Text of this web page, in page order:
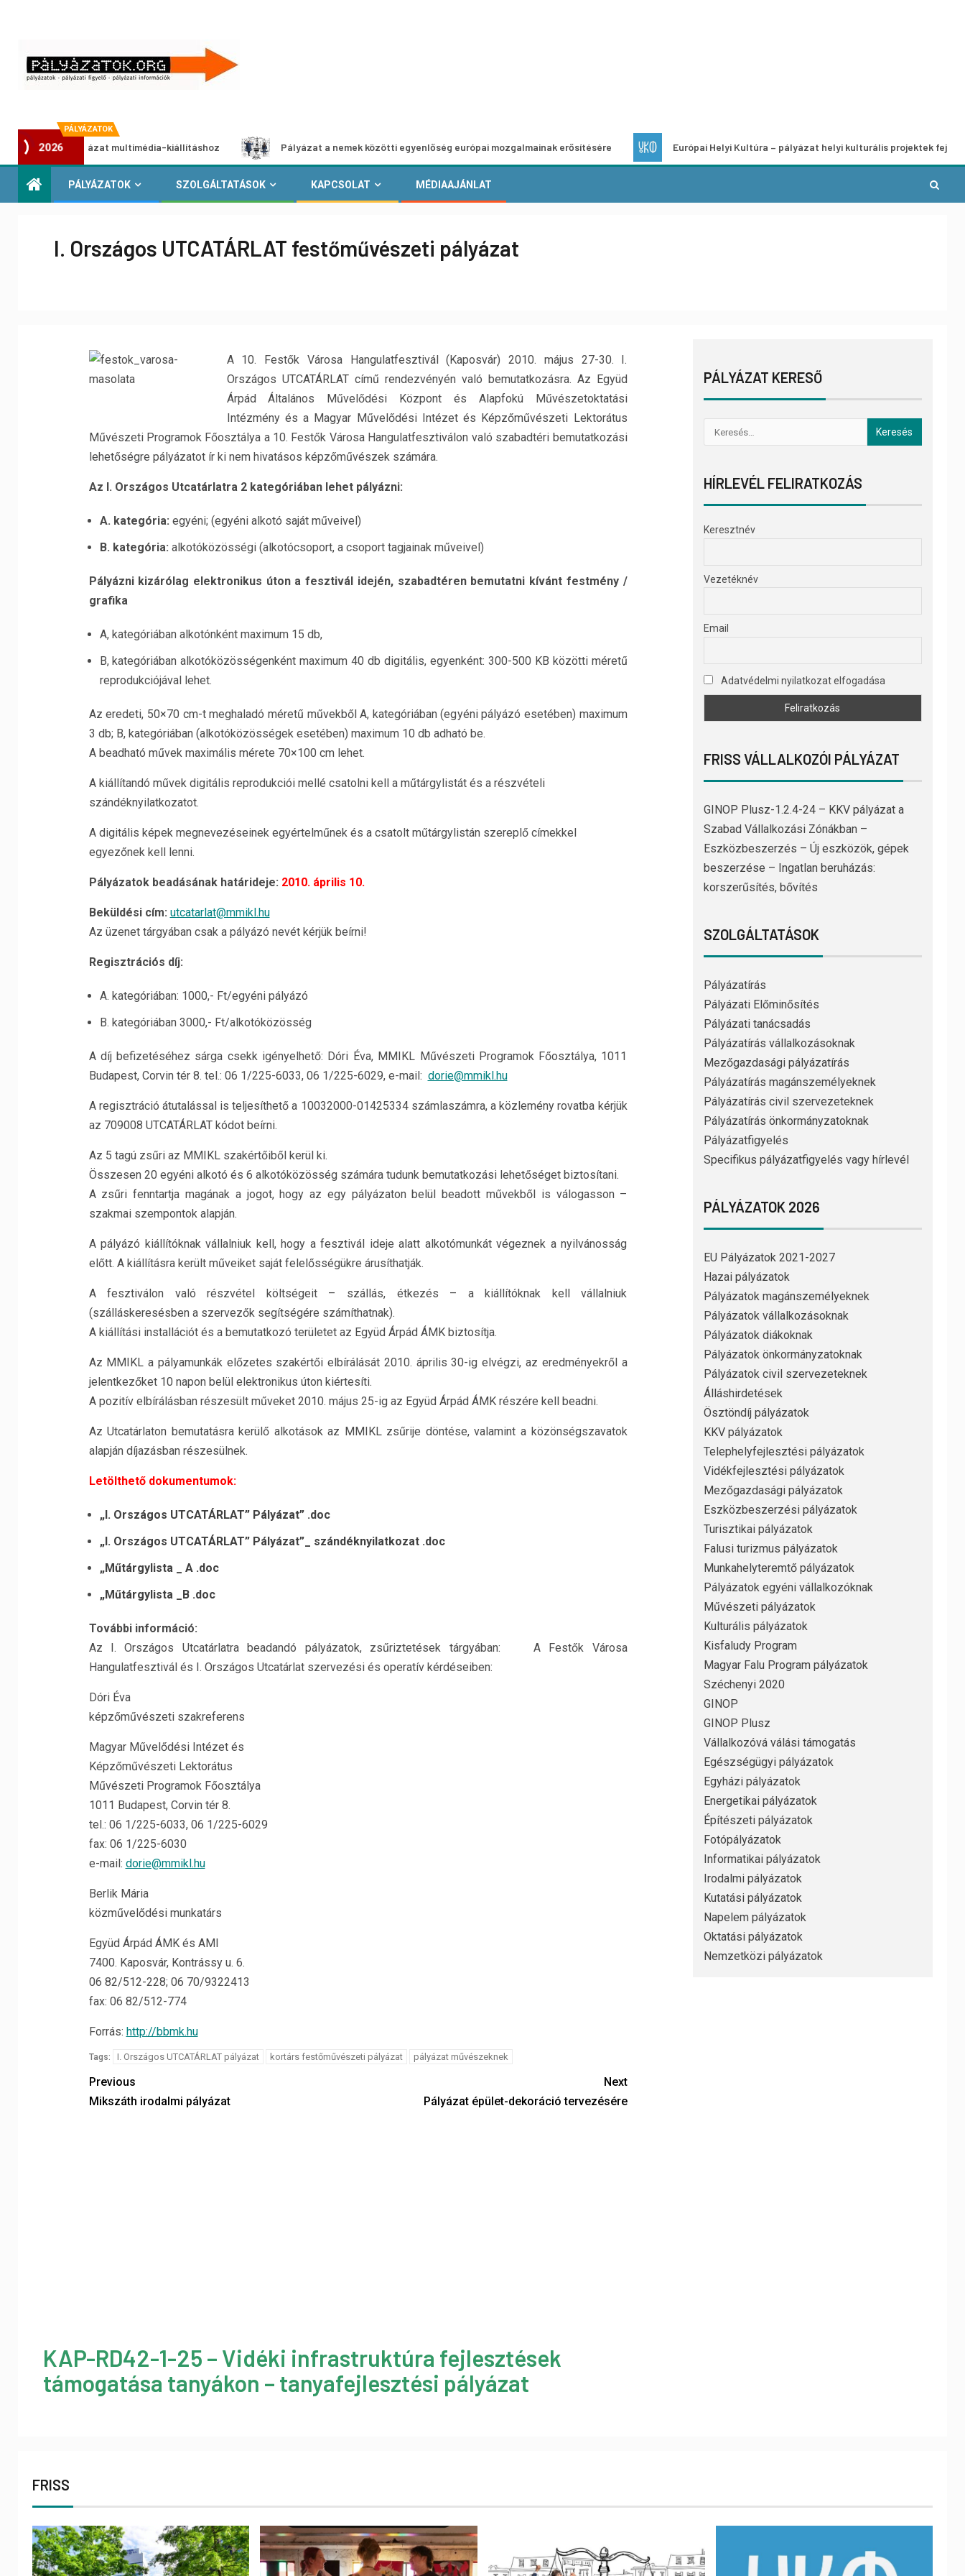
PÁLYÁZATOK
2026
pályázat multimédia-kiállításhoz Pályázat a nemek közötti egyenlőség európai mozgalmainak erősítésére Európai Helyi Kultúra – pályázat helyi kulturális projektek fejlesztésére
PÁLYÁZATOK SZOLGÁLTATÁSOK KAPCSOLAT MÉDIAAJÁNLAT
I. Országos UTCATÁRLAT festőművészeti pályázat
A 10. Festők Városa Hangulatfesztivál (Kaposvár) 2010. május 27-30. I.
Országos UTCATÁRLAT című rendezvényén való bemutatkozásra. Az Együd
Árpád Általános Művelődési Központ és Alapfokú Művészetoktatási
Intézmény és a Magyar Művelődési Intézet és Képzőművészeti Lektorátus
Művészeti Programok Főosztálya a 10. Festők Városa Hangulatfesztiválon való szabadtéri bemutatkozási
lehetőségre pályázatot ír ki nem hivatásos képzőművészek számára.
Az I. Országos Utcatárlatra 2 kategóriában lehet pályázni:
A. kategória: egyéni; (egyéni alkotó saját műveivel)
B. kategória: alkotóközösségi (alkotócsoport, a csoport tagjainak műveivel)
Pályázni kizárólag elektronikus úton a fesztivál idején, szabadtéren bemutatni kívánt festmény /
grafika
A, kategóriában alkotónként maximum 15 db,
B, kategóriában alkotóközösségenként maximum 40 db digitális, egyenként: 300-500 KB közötti méretű
reprodukciójával lehet.
Az eredeti, 50×70 cm-t meghaladó méretű művekből A, kategóriában (egyéni pályázó esetében) maximum
3 db; B, kategóriában (alkotóközösségek esetében) maximum 10 db adható be.
A beadható művek maximális mérete 70×100 cm lehet.
A kiállítandó művek digitális reprodukciói mellé csatolni kell a műtárgylistát és a részvételi
szándéknyilatkozatot.
A digitális képek megnevezéseinek egyértelműnek és a csatolt műtárgylistán szereplő címekkel
egyezőnek kell lenni.
Pályázatok beadásának határideje: 2010. április 10.
Beküldési cím: utcatarlat@mmikl.hu
Az üzenet tárgyában csak a pályázó nevét kérjük beírni!
Regisztrációs díj:
A. kategóriában: 1000,- Ft/egyéni pályázó
B. kategóriában 3000,- Ft/alkotóközösség
A díj befizetéséhez sárga csekk igényelhető: Dóri Éva, MMIKL Művészeti Programok Főosztálya, 1011
Budapest, Corvin tér 8. tel.: 06 1/225-6033, 06 1/225-6029, e-mail: dorie@mmikl.hu
A regisztráció átutalással is teljesíthető a 10032000-01425334 számlaszámra, a közlemény rovatba kérjük
az 709008 UTCATÁRLAT kódot beírni.
Az 5 tagú zsűri az MMIKL szakértőiből kerül ki.
Összesen 20 egyéni alkotó és 6 alkotóközösség számára tudunk bemutatkozási lehetőséget biztosítani.
A zsűri fenntartja magának a jogot, hogy az egy pályázaton belül beadott művekből is válogasson –
szakmai szempontok alapján.
A pályázó kiállítóknak vállalniuk kell, hogy a fesztivál ideje alatt alkotómunkát végeznek a nyilvánosság
előtt. A kiállításra került műveiket saját felelősségükre árusíthatják.
A fesztiválon való részvétel költségeit – szállás, étkezés – a kiállítóknak kell vállalniuk
(szálláskeresésben a szervezők segítségére számíthatnak).
A kiállítási installációt és a bemutatkozó területet az Együd Árpád ÁMK biztosítja.
Az MMIKL a pályamunkák előzetes szakértői elbírálását 2010. április 30-ig elvégzi, az eredményekről a
jelentkezőket 10 napon belül elektronikus úton kiértesíti.
A pozitív elbírálásban részesült műveket 2010. május 25-ig az Együd Árpád ÁMK részére kell beadni.
Az Utcatárlaton bemutatásra kerülő alkotások az MMIKL zsűrije döntése, valamint a közönségszavatok
alapján díjazásban részesülnek.
Letölthető dokumentumok:
„I. Országos UTCATÁRLAT” Pályázat” .doc
„I. Országos UTCATÁRLAT” Pályázat”_ szándéknyilatkozat .doc
„Műtárgylista _ A .doc
„Műtárgylista _B .doc
További információ:
Az I. Országos Utcatárlatra beadandó pályázatok, zsűriztetések tárgyában: A Festők Városa
Hangulatfesztivál és I. Országos Utcatárlat szervezési és operatív kérdéseiben:
Dóri Éva
képzőművészeti szakreferens
Magyar Művelődési Intézet és
Képzőművészeti Lektorátus
Művészeti Programok Főosztálya
1011 Budapest, Corvin tér 8.
tel.: 06 1/225-6033, 06 1/225-6029
fax: 06 1/225-6030
e-mail: dorie@mmikl.hu
Berlik Mária
közművelődési munkatárs
Együd Árpád ÁMK és AMI
7400. Kaposvár, Kontrássy u. 6.
06 82/512-228; 06 70/9322413
fax: 06 82/512-774
Forrás: http://bbmk.hu
Tags: I. Országos UTCATÁRLAT pályázat kortárs festőművészeti pályázat pályázat művészeknek
Previous
Mikszáth irodalmi pályázat
Next
Pályázat épület-dekoráció tervezésére
KAP-RD42-1-25 – Vidéki infrastruktúra fejlesztések
támogatása tanyákon – tanyafejlesztési pályázat
PÁLYÁZAT KERESŐ
HÍRLEVÉL FELIRATKOZÁS
Keresztnév
Vezetéknév
Email
Adatvédelmi nyilatkozat elfogadása
FRISS VÁLLALKOZÓI PÁLYÁZAT
GINOP Plusz-1.2.4-24 – KKV pályázat a
Szabad Vállalkozási Zónákban –
Eszközbeszerzés – Új eszközök, gépek
beszerzése – Ingatlan beruházás:
korszerűsítés, bővítés
SZOLGÁLTATÁSOK
Pályázatírás
Pályázati Előminősítés
Pályázati tanácsadás
Pályázatírás vállalkozásoknak
Mezőgazdasági pályázatírás
Pályázatírás magánszemélyeknek
Pályázatírás civil szervezeteknek
Pályázatírás önkormányzatoknak
Pályázatfigyelés
Specifikus pályázatfigyelés vagy hírlevél
PÁLYÁZATOK 2026
EU Pályázatok 2021-2027
Hazai pályázatok
Pályázatok magánszemélyeknek
Pályázatok vállalkozásoknak
Pályázatok diákoknak
Pályázatok önkormányzatoknak
Pályázatok civil szervezeteknek
Álláshirdetések
Ösztöndíj pályázatok
KKV pályázatok
Telephelyfejlesztési pályázatok
Vidékfejlesztési pályázatok
Mezőgazdasági pályázatok
Eszközbeszerzési pályázatok
Turisztikai pályázatok
Falusi turizmus pályázatok
Munkahelyteremtő pályázatok
Pályázatok egyéni vállalkozóknak
Művészeti pályázatok
Kulturális pályázatok
Kisfaludy Program
Magyar Falu Program pályázatok
Széchenyi 2020
GINOP
GINOP Plusz
Vállalkozóvá válási támogatás
Egészségügyi pályázatok
Egyházi pályázatok
Energetikai pályázatok
Építészeti pályázatok
Fotópályázatok
Informatikai pályázatok
Irodalmi pályázatok
Kutatási pályázatok
Napelem pályázatok
Oktatási pályázatok
Nemzetközi pályázatok
FRISS